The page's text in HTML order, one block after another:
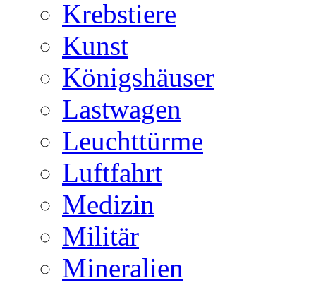
Krebstiere
Kunst
Königshäuser
Lastwagen
Leuchttürme
Luftfahrt
Medizin
Militär
Mineralien